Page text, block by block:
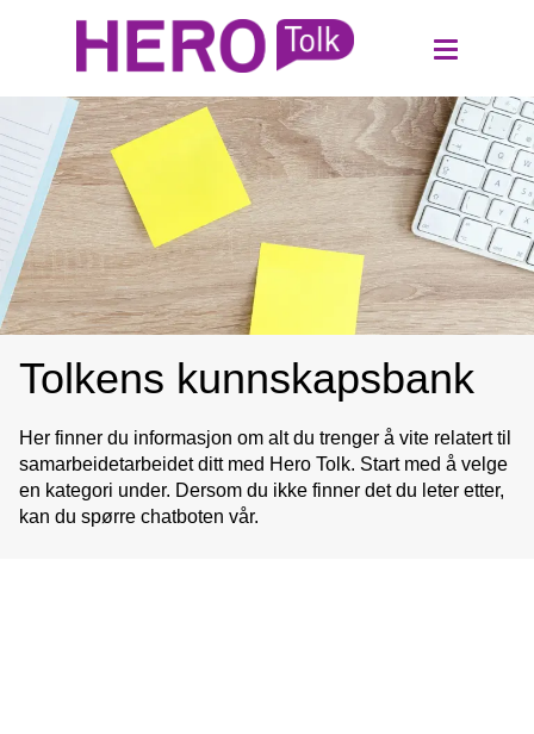
Tolkens kunnskapsbank
Her finner du informasjon om alt du trenger å vite relatert til
samarbeidetarbeidet ditt med Hero Tolk. Start med å velge
en kategori under. Dersom du ikke finner det du leter etter,
kan du spørre chatboten vår.